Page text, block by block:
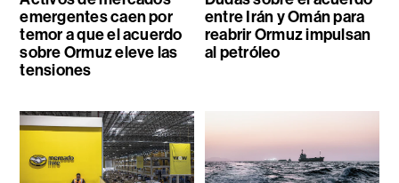
emergentes caen por
temor a que el acuerdo
sobre Ormuz eleve las
tensiones
entre Irán y Omán para
reabrir Ormuz impulsan
al petróleo